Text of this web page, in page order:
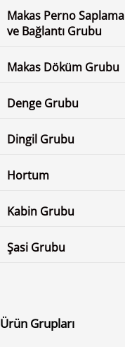
Makas Perno Saplama
ve Bağlantı Grubu
Makas Döküm Grubu
Denge Grubu
Dingil Grubu
Hortum
Kabin Grubu
Şasi Grubu
Ürün Grupları